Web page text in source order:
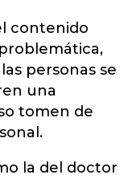
contenido
personas se
una
tomen de
la del doctor